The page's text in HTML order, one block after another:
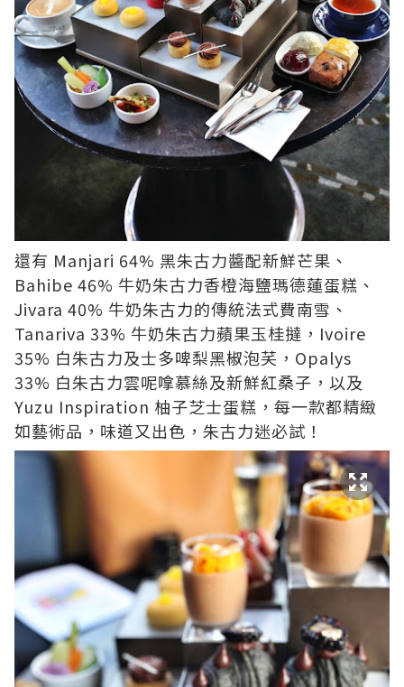
還有 Manjari 64% 黑朱古力醬配新鮮芒果、
Bahibe 46% 牛奶朱古力香橙海鹽瑪德蓮蛋糕、
Jivara 40% 牛奶朱古力的傳統法式費南雪、
Tanariva 33% 牛奶朱古力蘋果玉桂撻，Ivoire
35% 白朱古力及士多啤梨黑椒泡芺，Opalys
33% 白朱古力雲呢嗱慕絲及新鮮紅桑子，以及
Yuzu Inspiration 柚子芝士蛋糕，每一款都精緻
如藝術品，味道又出色，朱古力迷必試！